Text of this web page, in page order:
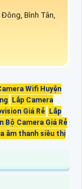
Bình Tân,
Wifi Huyện
Lắp Camera
Giá Rẻ Lắp
Bộ Camera Giá Rẻ
âm thanh siêu thị